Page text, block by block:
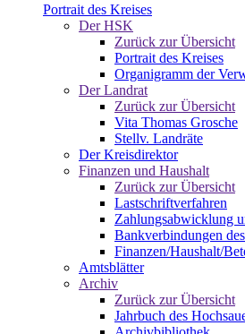
Portrait des Kreises
Der HSK
Zurück zur Übersicht
Portrait des Kreises
Organigramm der
Der Landrat
Zurück zur Übersicht
Vita Thomas Grosche
Stellv. Landräte
Der Kreisdirektor
Finanzen und Haushalt
Zurück zur Übersicht
Lastschriftverfahren
Zahlungsabwicklung
Bankverbindungen
Finanzen/Haushalt/
Amtsblätter
Archiv
Zurück zur Übersicht
Jahrbuch des